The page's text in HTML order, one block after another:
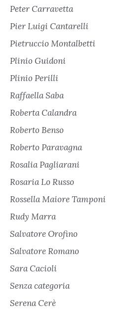
Peter Carravetta
Pier Luigi Cantarelli
Pietruccio Montalbetti
Plinio Guidoni
Plinio Perilli
Raffaella Saba
Roberta Calandra
Roberto Benso
Roberto Paravagna
Rosalia Pagliarani
Rosaria Lo Russo
Rossella Maiore Tamponi
Rudy Marra
Salvatore Orofino
Salvatore Romano
Sara Cacioli
Senza categoria
Serena Cerè